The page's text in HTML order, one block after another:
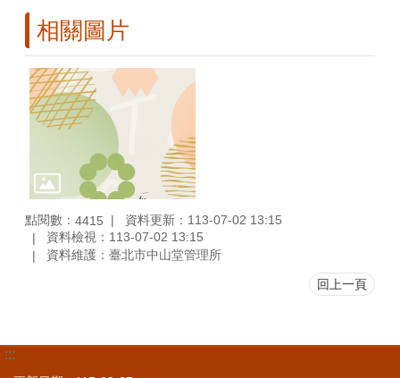
相關圖片
點閱數： 4415
資料更新：113-07-02 13:15
資料檢視：113-07-02 13:15
資料維護：臺北市中山堂管理所
回上一頁
:::